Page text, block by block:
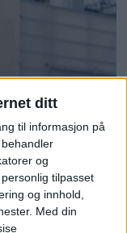
ditt
til informasjon på
og
tilpasset
og innhold,
Med din
di
Dagens
jobb